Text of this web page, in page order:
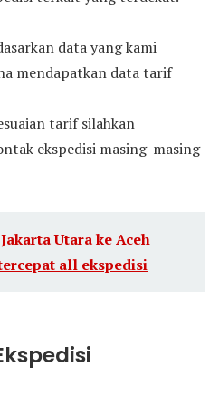
data yang kami
mendapatkan data tarif
tarif silahkan
ekspedisi masing-masing
Utara ke Aceh
all ekspedisi